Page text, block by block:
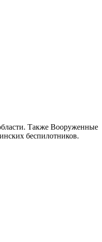
Также Вооруженные
беспилотников.